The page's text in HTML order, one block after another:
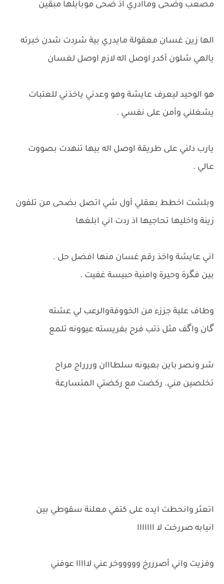
مصعب وضحى وماادري اذ ضحى موبايلها مبقين
الها زين غسان معقولة مايدري بية شردت شدن خبرته
يالهي شلون أكدر اوصل اله لازم اوصل لغسان
هو الوحيد ليعرف عايشة وهو وعدني ياخذني للعتبات
يشغلني وأمن على نفسي .
يارب دلني على طريقة اوصل اله بيها تنهدت بصووت
عالي .
وبلشت اخطط بعقلي أول شي اتصل بضحى من تلفون
زينة واخليها تحاجيها اذ ردت اني ابلغها
اني عايشة واخذ رقم غسان منها افضل حل .
بين فگرة وحيرة وامنية حبيسة غفيت .
وطاف علية جززء من الخووفةوالرعب لي عشته
گان واگف مثل ذئب فرح بفريسته عيوونه تلمع
شر ونصر باين بعيونه سلطااان وررراج مراح
تخلصين مني. ركضت مع ركضتي المتسارعة
اتعثر وانحطت ايده على كتفي معلنة سقوطي بين
انيابه صررخت لا ااااااا
وفزيت واني أصرررخ وووووخر عني لااااا عوفني